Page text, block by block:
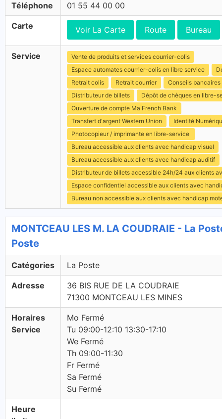
Téléphone 01 55 44 00 00
Carte Voir La Carte Route Bureau
Service
Vente de produits et services courrier-colis
Espace automates courrier-colis en libre service
Retrait colis
Retrait courrier
Conseils bancaires
Distributeur de billets
Dépôt de chèques en libre-
Ouverture de compte Ma French Bank
Transfert d'argent Western Union
Identité
Photocopieur / imprimante en libre-service
Bureau accessible aux clients avec handicap visuel
Bureau accessible aux clients avec handicap auditif
Distributeur de billets accessible 24h/24 aux clients
Espace confidentiel accessible aux clients avec
Bureau non accessible aux clients avec handicap
MONTCEAU LES M. LA COUDRAIE - La
Poste
Catégories La Poste
Adresse
36 BIS RUE DE LA COUDRAIE
71300 MONTCEAU LES MINES
Horaires
Service
Mo Fermé
Tu 09:00-12:10 13:30-17:10
We Fermé
Th 09:00-11:30
Fr Fermé
Sa Fermé
Su Fermé
Heure